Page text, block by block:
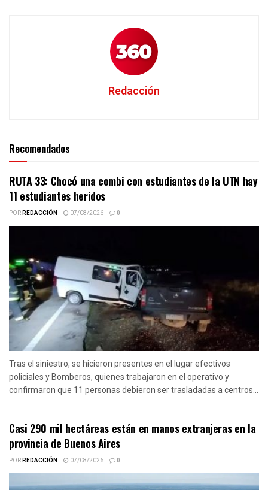
Redacción
Recomendados
RUTA 33: Chocó una combi con estudiantes de la UTN hay
11 estudiantes heridos
PORREDACCIÓN 07/08/2026 0
Tras el siniestro, se hicieron presentes en el lugar efectivos
policiales y Bomberos, quienes trabajaron en el operativo y
confirmaron que 11 personas debieron ser trasladadas a centros...
Casi 290 mil hectáreas están en manos extranjeras en la
provincia de Buenos Aires
PORREDACCIÓN 07/08/2026 0